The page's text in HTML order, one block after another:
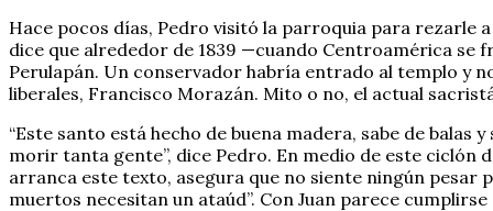
Hace pocos días, Pedro visitó la parroquia para rezarle
dice que alrededor de 1839 —cuando Centroamérica
Perulapán. Un conservador habría entrado al templo y
liberales, Francisco Morazán. Mito o no, el actual
“Este santo está hecho de buena madera, sabe de
morir tanta gente”, dice Pedro. En medio de este ciclón
arranca este texto, asegura que no siente ningún pesar
muertos necesitan un ataúd”. Con Juan parece